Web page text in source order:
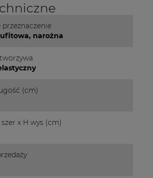
narożna
(cm)
x H wys (cm)